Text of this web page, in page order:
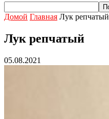
Домой Главная Лук репчатый
Лук репчатый
05.08.2021